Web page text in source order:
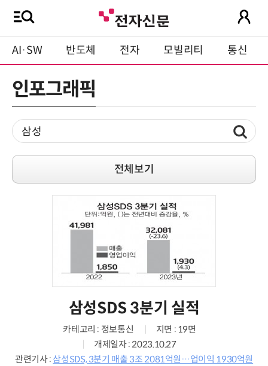
AI·SW 반도체 전자 모빌리티 통신
인포그래픽
전체보기
삼성SDS 3분기 실적
카테고리 : 정보통신
지면 : 19면
개제일자 : 2023.10.27
관련기사 : 삼성SDS, 3분기 매출 3조 2081억원…업이익 1930억원